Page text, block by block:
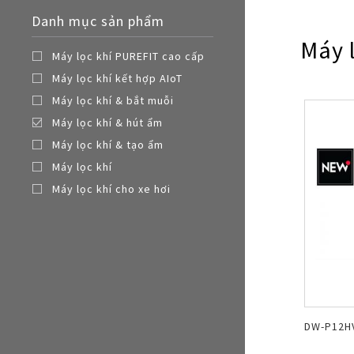
Nồi chiên không dầu
Danh mục sản phẩm
Máy lọc khí PUREFIT cao cấp
Máy lọc khí kết hợp AIoT
Máy lọc khí & bắt muỗi
Máy lọc khí & hút ẩm
Máy lọc khí & tạo ẩm
Máy lọc khí
Máy lọc khí cho xe hơi
Máy
DW-